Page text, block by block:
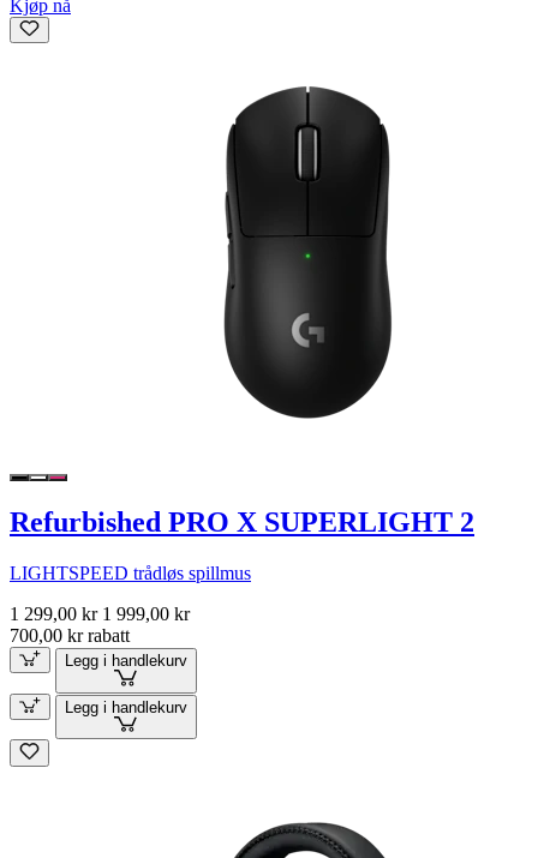
Kjøp nå
Refurbished PRO X SUPERLIGHT 2
LIGHTSPEED trådløs spillmus
1 299,00 kr 1 999,00 kr
700,00 kr rabatt
Legg i handlekurv
Legg i handlekurv